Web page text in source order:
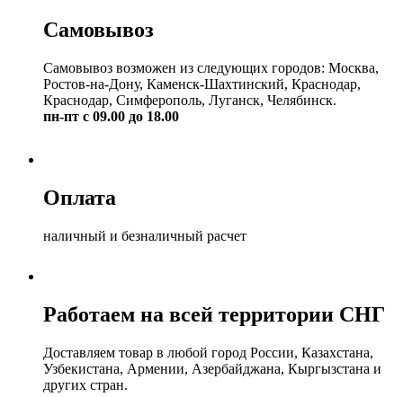
Самовывоз
Самовывоз возможен из следующих городов: Москва,
Ростов-на-Дону, Каменск-Шахтинский, Краснодар,
Краснодар, Симферополь, Луганск, Челябинск.
пн-пт с 09.00 до 18.00
Оплата
наличный и безналичный расчет
Работаем на всей территории СНГ
Доставляем товар в любой город России, Казахстана,
Узбекистана, Армении, Азербайджана, Кыргызстана и
других стран.